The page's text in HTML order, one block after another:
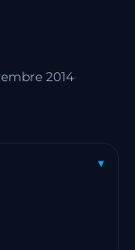
2014·
▾